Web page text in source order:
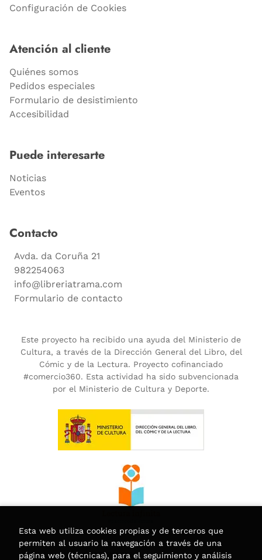
Configuración de Cookies
Atención al cliente
Quiénes somos
Pedidos especiales
Formulario de desistimiento
Accesibilidad
Puede interesarte
Noticias
Eventos
Contacto
Avda. da Coruña 21
982254063
info@libreriatrama.com
Formulario de contacto
Este proyecto ha recibido una ayuda del Ministerio de
Cultura, a través de la Dirección General del Libro, del
Cómic y de la Lectura. Proyecto cofinanciado
#comercio360. Esta actividad ha sido subvencionada
por el Ministerio de Cultura y Deporte.
Esta web utiliza cookies propias y de terceros que
permiten al usuario la navegación a través de una
página web (técnicas), para el seguimiento y análisis